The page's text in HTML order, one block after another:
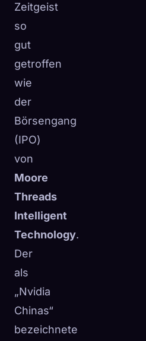
Zeitgeist
so
gut
getroffen
wie
der
Börsengang
(IPO)
von
Moore
Threads
Intelligent
Technology.
Der
als
„Nvidia
Chinas“
bezeichnete